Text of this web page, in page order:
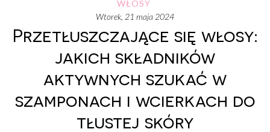
WŁOSY
wtorek, 21 maja 2024
Przetłuszczające się włosy:
jakich składników
aktywnych szukać w
szamponach i wcierkach do
tłustej skóry